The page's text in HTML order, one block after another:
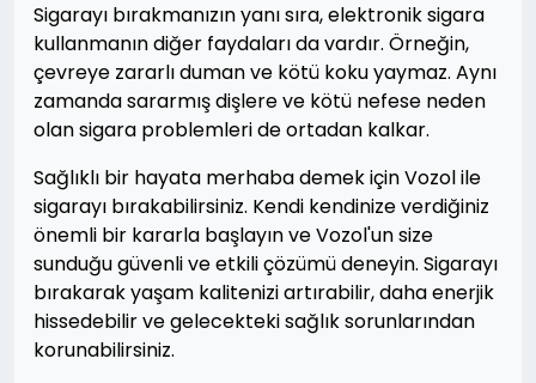
Sigarayı bırakmanızın yanı sıra, elektronik sigara
kullanmanın diğer faydaları da vardır. Örneğin,
çevreye zararlı duman ve kötü koku yaymaz. Aynı
zamanda sararmış dişlere ve kötü nefese neden
olan sigara problemleri de ortadan kalkar.
Sağlıklı bir hayata merhaba demek için Vozol ile
sigarayı bırakabilirsiniz. Kendi kendinize verdiğiniz
önemli bir kararla başlayın ve Vozol'un size
sunduğu güvenli ve etkili çözümü deneyin. Sigarayı
bırakarak yaşam kalitenizi artırabilir, daha enerjik
hissedebilir ve gelecekteki sağlık sorunlarından
korunabilirsiniz.